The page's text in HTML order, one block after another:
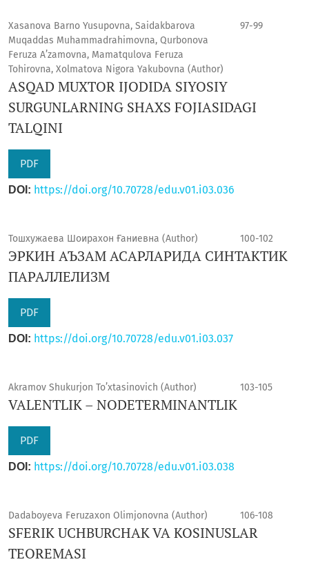
Xasanova Barno Yusupovna, Saidakbarova
Muqaddas Muhammadrahimovna, Qurbonova
Feruza A’zamovna, Mamatqulova Feruza
Tohirovna, Xolmatova Nigora Yakubovna (Author)
97-99
ASQAD MUXTOR IJODIDA SIYOSIY
SURGUNLARNING SHAXS FOJIASIDAGI
TALQINI
PDF
DOI: https://doi.org/10.70728/edu.v01.i03.036
Тошхужаева Шоирахон Ғаниевна (Author) 100-102
ЭРКИН АЪЗАМ АСАРЛАРИДА СИНТАКТИК
ПАРАЛЛЕЛИЗМ
PDF
DOI: https://doi.org/10.70728/edu.v01.i03.037
Akramov Shukurjon To’xtasinovich (Author) 103-105
VALENTLIK – NODETERMINANTLIK
PDF
DOI: https://doi.org/10.70728/edu.v01.i03.038
Dadaboyeva Feruzaxon Olimjonovna (Author) 106-108
SFERIK UCHBURCHAK VA KOSINUSLAR
TEOREMASI